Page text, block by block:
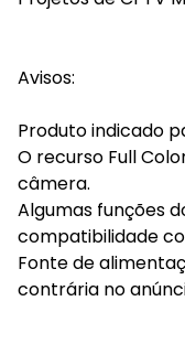
Avisos:
Produto indicado
O recurso Full
câmera.
Algumas funções
compatibilidade
Fonte de
contrária no